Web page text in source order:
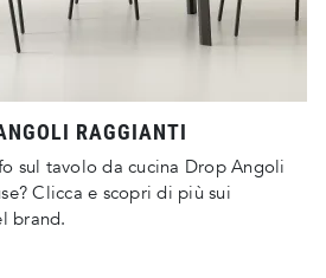
RAGGIANTI
sul tavolo da cucina Drop Angoli
Clicca e scopri di più sui
brand.